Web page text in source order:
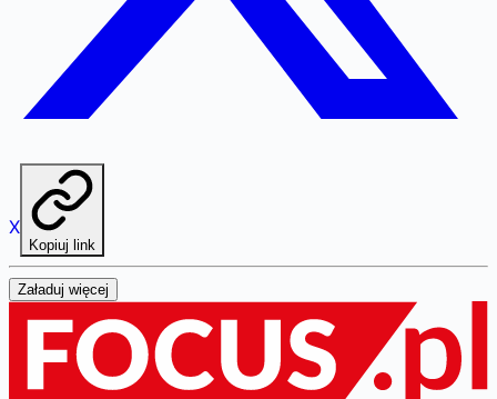
X
Kopiuj link
Załaduj więcej